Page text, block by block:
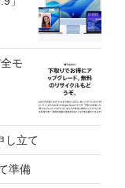
モ
し立て
準備